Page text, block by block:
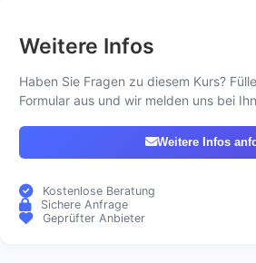
Weitere Infos
Haben Sie Fragen zu diesem Kurs?
Formular aus und wir melden uns bei
Weitere Infos
Kostenlose Beratung
Sichere Anfrage
Geprüfter Anbieter